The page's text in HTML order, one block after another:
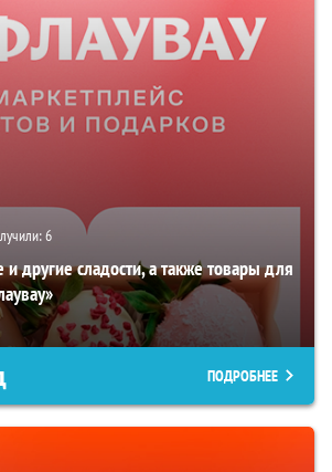
6
другие сладости, а также товары для
ПОДРОБНЕЕ